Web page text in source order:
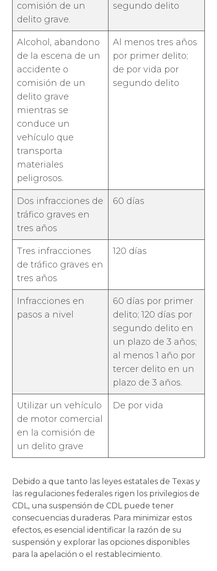
comisión de un
delito grave.
segundo delito
Alcohol, abandono
de la escena de un
accidente o
comisión de un
delito grave
mientras se
conduce un
vehículo que
transporta
materiales
peligrosos.
Al menos tres años
por primer delito;
de por vida por
segundo delito
Dos infracciones de
tráfico graves en
tres años
60 días
Tres infracciones
de tráfico graves en
tres años
120 días
Infracciones en
pasos a nivel
60 días por primer
delito; 120 días por
segundo delito en
un plazo de 3 años;
al menos 1 año por
tercer delito en un
plazo de 3 años.
Utilizar un vehículo
de motor comercial
en la comisión de
un delito grave
De por vida
Debido a que tanto las leyes estatales de Texas y
las regulaciones federales rigen los privilegios de
CDL, una suspensión de CDL puede tener
consecuencias duraderas. Para minimizar estos
efectos, es esencial identificar la razón de su
suspensión y explorar las opciones disponibles
para la apelación o el restablecimiento.